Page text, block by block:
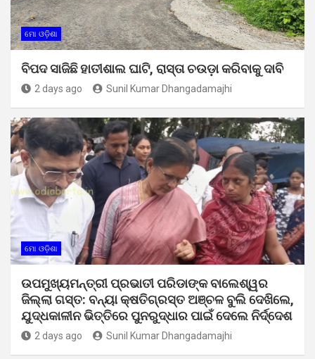
ମୋ ଓଡ଼ିଶା
ବିପଦ ସାଜିଛି ହାତୀଶାଲ ଘାଟି, ରାସ୍ତା ଚଉଡ଼ା କରିବାକୁ ଦାବି
2 days ago Sunil Kumar Dhangadamajhi
ମୋ ଓଡ଼ିଶା
ଉପମୁଖ୍ୟମନ୍ତ୍ରୀ ପ୍ରଭାତୀ ପରିଡାଙ୍କ ବାଲେଶ୍ୱର
ଜିଲ୍ଲା ଗସ୍ତ: ବନ୍ୟା କ୍ଷତିଗ୍ରସ୍ତ ଅଞ୍ଚଳ ବୁଲି ଦେଖିଲେ,
ଯୁଦ୍ଧକାଳୀନ ଭିତ୍ତିରେ ପୁନରୁଦ୍ଧାର ପାଇଁ ଦେଲେ ନିର୍ଦ୍ଦେଶ
2 days ago Sunil Kumar Dhangadamajhi